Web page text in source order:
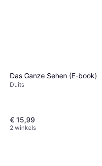
Das Ganze Sehen (E-book)
Duits
€ 15,99
2 winkels